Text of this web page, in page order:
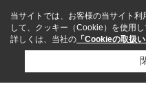
当サイトでは、お客様の当サイト
して、クッキー（Cookie）を使用し
詳しくは、当社の 「Cookieの取扱